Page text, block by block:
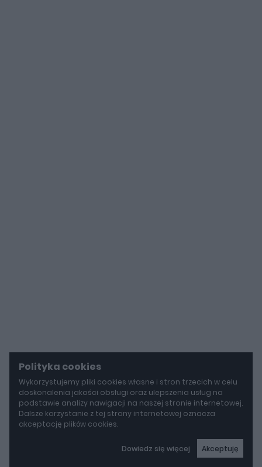
Polityka cookies
Wykorzystujemy pliki cookies własne i stron trzecich w celu
doskonalenia jakości obsługi oraz ulepszenia usług na
podstawie analizy nawigacji na naszej stronie internetowej.
Dalsze korzystanie z tej strony internetowej oznacza
akceptację plików cookies.
Dowiedz się więcej Akceptuję